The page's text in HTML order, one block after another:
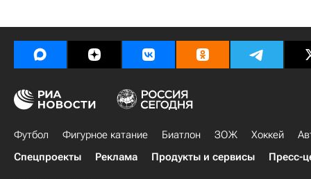
Футбол Фигурное катание Биатлон ЗОЖ Хоккей
Спецпроекты
Реклама Продукты и сервисы Пресс-